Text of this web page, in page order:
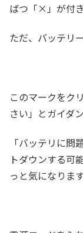
ばつ「×」が付
ただ、バッテリ
このマークをク
さい」とガイダ
「バッテリに
トダウンする可
っと気になります